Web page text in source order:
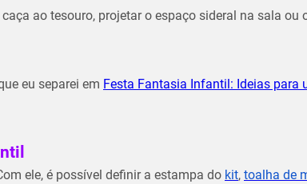
ao tesouro, projetar o espaço sideral na sala ou
eu separei em Festa Fantasia Infantil: Ideias para
ele, é possível definir a estampa do kit, toalha de